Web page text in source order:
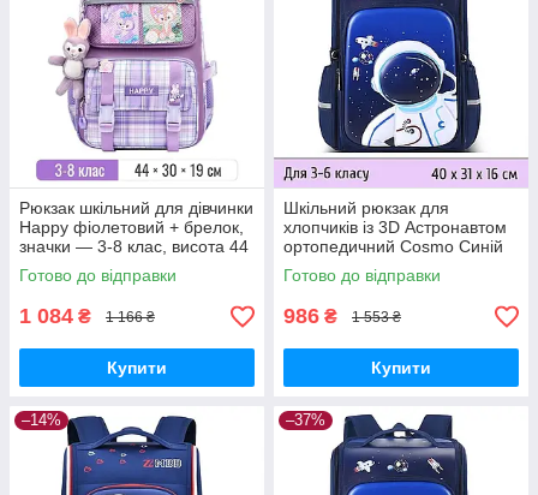
Рюкзак шкільний для дівчинки
Happy фіолетовий + брелок,
значки — 3-8 клас, висота 44
см
Готово до відправки
1 084 ₴ 1 166 ₴
Купити
Шкільний рюкзак для
хлопчиків із 3D Астронавтом
ортопедичний Cosmo Синій
— 3-6 клас, висота 40 см
Готово до відправки
986 ₴ 1 553 ₴
Купити
–14% –37%